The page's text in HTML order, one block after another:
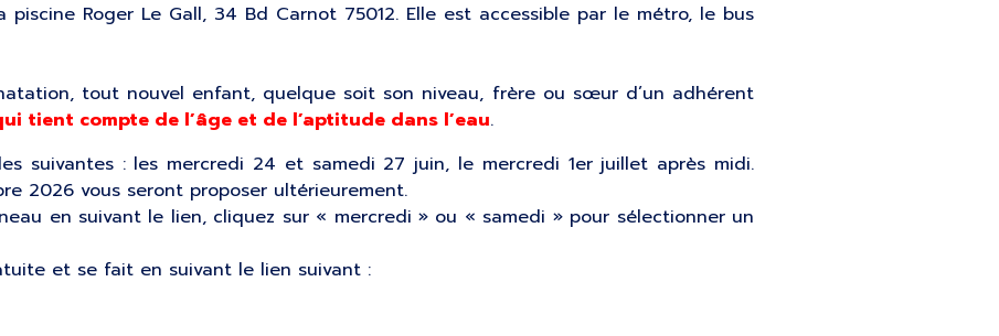
Roger Le Gall, 34 Bd Carnot 75012. Elle est accessible par le métro, le bus
tout nouvel enfant, quelque soit son niveau, frère ou sœur d’un adhérent
tient compte de l’âge et de l’aptitude dans l’eau.
suivantes : les mercredi 24 et samedi 27 juin, le mercredi 1er juillet après midi.
2026 vous seront proposer ultérieurement.
en suivant le lien, cliquez sur « mercredi » ou « samedi » pour sélectionner un
et se fait en suivant le lien suivant :